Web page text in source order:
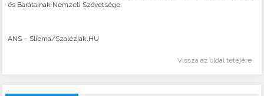
és Barátainak Nemzeti Szövetsége.
ANS – Sliema/Szaléziak.HU
Vissza az oldal tetejére